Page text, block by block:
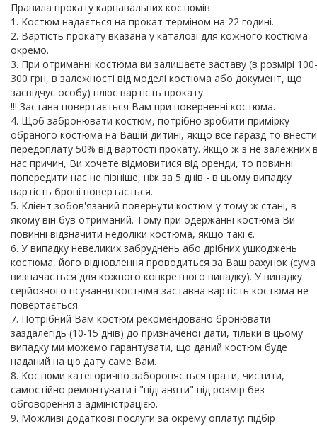
Правила прокату карнавальних костюмів
1. Костюм надається на прокат терміном на 22 годині.
2. Вартість прокату вказана у каталозі для кожного костюма
окремо.
3. При отриманні костюма ви залишаєте заставу (в розмірі 100-
300 грн, в залежності від моделі костюма або документ, що
засвідчує особу) плюс вартість прокату.
!!! Застава повертається Вам при поверненні костюма.
4. Щоб забронювати костюм, потрібно зробити примірку
обраного костюма на Вашій дитині, якщо все гаразд то внести
передоплату 50% від вартості прокату. Якщо ж з не залежних
нас причин, Ви хочете відмовитися від оренди, то повинні
попередити нас не пізніше, ніж за 5 днів - в цьому випадку
вартість броні повертається.
5. Клієнт зобов'язаний повернути костюм у тому ж стані, в
якому він був отриманий. Тому при одержанні костюма Ви
повинні відзначити недоліки костюма, якщо такі є.
6. У випадку невеликих забруднень або дрібних ушкоджень
костюма, його відновлення проводиться за Ваш рахунок (сума
визначається для кожного конкретного випадку). У випадку
серйозного псування костюма заставна вартість костюма не
повертається.
7. Потрібний Вам костюм рекомендовано бронювати
заздалегідь (10-15 днів) до призначеної дати, тільки в цьому
випадку ми можемо гарантувати, що даний костюм буде
наданий на цю дату саме Вам.
8. Костюми категорично забороняється прати, чистити,
самостійно ремонтувати і "підганяти" під розмір без
обговорення з адміністрацією.
9. Можливі додаткові послуги за окрему оплату: підбір